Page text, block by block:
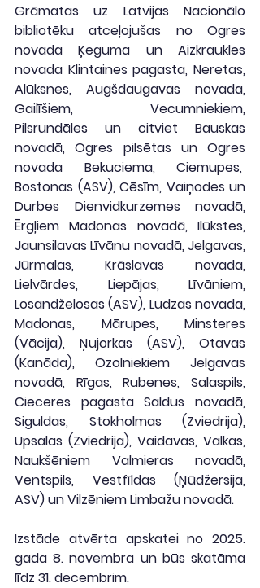
Grāmatas uz Latvijas Nacionālo
bibliotēku atceļojušas no Ogres
novada Ķeguma un Aizkraukles
novada Klintaines pagasta, Neretas,
Alūksnes, Augšdaugavas novada,
Gailīšiem, Vecumniekiem,
Pilsrundāles un citviet Bauskas
novadā, Ogres pilsētas un Ogres
novada Bekuciema, Ciemupes,
Bostonas (ASV), Cēsīm, Vaiņodes un
Durbes Dienvidkurzemes novadā,
Ērgļiem Madonas novadā, Ilūkstes,
Jaunsilavas Līvānu novadā, Jelgavas,
Jūrmalas, Krāslavas novada,
Lielvārdes, Liepājas, Līvāniem,
Losandželosas (ASV), Ludzas novada,
Madonas, Mārupes, Minsteres
(Vācija), Ņujorkas (ASV), Otavas
(Kanāda), Ozolniekiem Jelgavas
novadā, Rīgas, Rubenes, Salaspils,
Cieceres pagasta Saldus novadā,
Siguldas, Stokholmas (Zviedrija),
Upsalas (Zviedrija), Vaidavas, Valkas,
Naukšēniem Valmieras novadā,
Ventspils, Vestfīldas (Ņūdžersija,
ASV) un Vilzēniem Limbažu novadā.
Izstāde atvērta apskatei no 2025.
gada 8. novembra un būs skatāma
līdz 31. decembrim.